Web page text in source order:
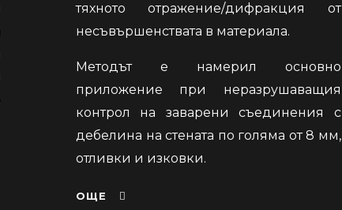
тяхното отражение/дифракция от
несъвършенствата в материала.
Методът е намерил основно
приложение при неразрушаващия
контрол на заварени съединения с
дебелина на стената по голяма от 8 мм,
отливки и изковки.
ОЩЕ